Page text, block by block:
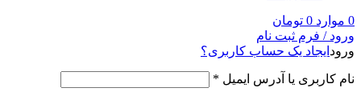
0 موارد 0 تومان
ورود / فرم ثبت نام
ورود ایجاد یک حساب کاربری؟
نام کاربری یا آدرس ایمیل *